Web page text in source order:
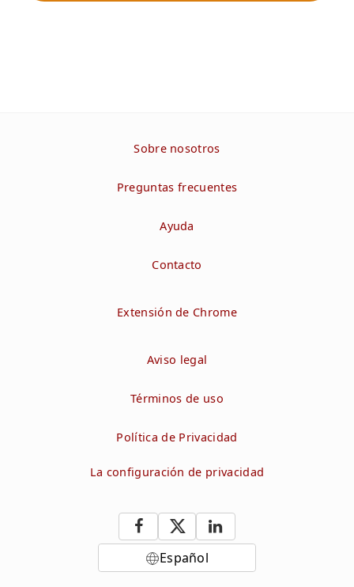
Sobre nosotros
Preguntas frecuentes
Ayuda
Contacto
Extensión de Chrome
Aviso legal
Términos de uso
Política de Privacidad
La configuración de privacidad
Español